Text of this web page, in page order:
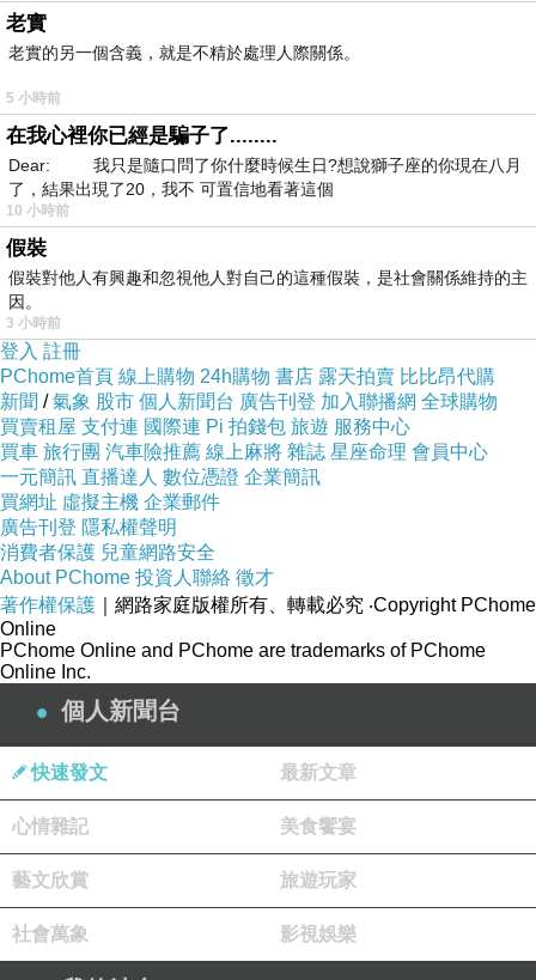
想要購買【COACH】專櫃新款立體金屬LOGO
防刮皮革ㄇ型拉鍊長夾禮盒(桃粉)已經想很多天
了!也求助谷哥大神 發現【COACH】專櫃新款立
體金屬LOGO 防刮皮革ㄇ型拉鍊長夾禮盒(桃粉)
的評價真的不錯想想哪裡買最便宜.心得文.試用
文.分享文行李箱/旅遊用品分享推薦.好用.推薦.評
價.熱銷.開箱文.優缺點比較
最後選擇在這購買【COACH】專櫃新款立體金
屬LOGO 防刮皮革ㄇ型拉鍊長夾禮盒(桃粉) 的原
因,是因為比較有保障,也不會遇到詐騙集團,所以
才選擇在這購入
更多資料、資訊參考分享↓↓↓
老實
老實的另一個含義，就是不精於處理人際關係。
5 小時前
在我心裡你已經是騙子了........
Dear: 我只是隨口問了你什麼時候生日?想說獅子座的你現在八月
了，結果出現了20，我不 可置信地看著這個
10 小時前
假裝
假裝對他人有興趣和忽視他人對自己的這種假裝，是社會關係維持的主
因。
3 小時前
登入 註冊
PChome首頁 線上購物 24h購物 書店 露天拍賣 比比昂代購
新聞 /氣象 股市 個人新聞台 廣告刊登 加入聯播網 全球購物
買賣租屋 支付連 國際連 Pi 拍錢包 旅遊 服務中心
買車 旅行團 汽車險推薦 線上麻將 雜誌 星座命理 會員中心
一元簡訊 直播達人 數位憑證 企業簡訊
買網址 虛擬主機 企業郵件
廣告刊登 隱私權聲明
消費者保護 兒童網路安全
About PChome 投資人聯絡 徵才
著作權保護 ｜網路家庭版權所有、轉載必究 ‧Copyright PChome
Online
PChome Online and PChome are trademarks of PChome
Online Inc.
個人新聞台
快速發文 最新文章
心情雜記 美食饗宴
藝文欣賞 旅遊玩家
社會萬象 影視娛樂